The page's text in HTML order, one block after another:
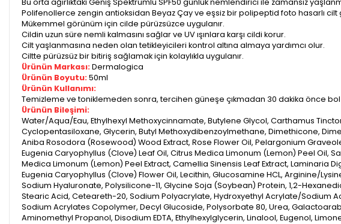
Polifenollerce zengin antioksidan Beyaz Çay ve eşsiz bir polipeptid foto hasarlı cilt
Mükemmel görünüm için cilde pürüzsüzce uygulanır.
Cildin uzun süre nemli kalmasını sağlar ve UV ışınlara karşı cildi korur.
Cilt yaşlanmasına neden olan tetikleyicileri kontrol altına almaya yardımcı olur.
Ciltte pürüzsüz bir bitiriş sağlamak için kolaylıkla uygulanır.
Ürünün Markası: Dermalogica
Ürünün Boyutu: 50ml
Ürünün Kullanımı:
Temizleme ve toniklemeden sonra, tercihen güneşe çıkmadan 30 dakika önce
Ürünün Bileşimi:
Water/Aqua/Eau, Ethylhexyl Methoxycinnamate, Butylene Glycol, Carthamus
Cyclopentasiloxane, Glycerin, Butyl Methoxydibenzoylmethane, Dimethicone,
Aniba Rosodora (Rosewood) Wood Extract, Rose Flower Oil, Pelargonium
Eugenia Caryophyllus (Clove) Leaf Oil, Citrus Medica Limonum (Lemon) Peel Oil,
Medica Limonum (Lemon) Peel Extract, Camellia Sinensis Leaf Extract, Laminaria
Eugenia Caryophyllus (Clove) Flower Oil, Lecithin, Glucosamine HCL, Arginine/
Sodium Hyaluronate, Polysilicone-11, Glycine Soja (Soybean) Protein, 1,2-
Stearic Acid, Ceteareth-20, Sodium Polyacrylate, Hydroxyethyl Acrylate/Sodium
Sodium Acrylates Copolymer, Decyl Glucoside, Polysorbate 80, Urea,
Aminomethyl Propanol, Disodium EDTA, Ethylhexylglycerin, Linalool, Eugenol,